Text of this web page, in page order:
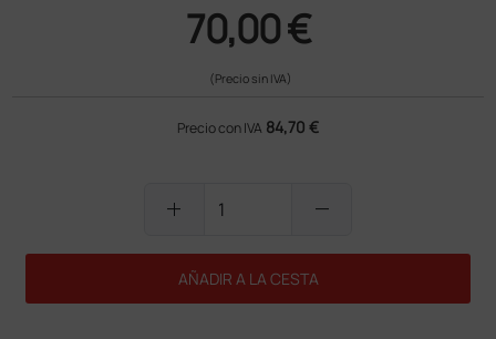
70,00 €
(Precio sin IVA)
Precio con IVA 84,70 €
add remove
AÑADIR A LA CESTA